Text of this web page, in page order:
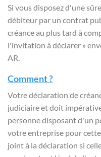
Si vous disposez d'une
débiteur par un contrat
créance au plus tard à
l'invitation à déclarer »
AR.
Comment ?
Votre déclaration de
judiciaire et doit
personne disposant d'un
votre entreprise pour
joint à la déclaration si